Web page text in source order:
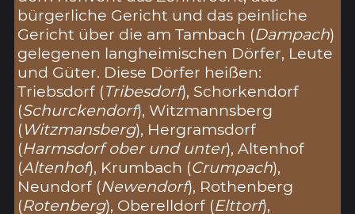
bürgerliche Gericht und das peinliche
Gericht über die am Tambach (Dampach)
gelegenen langheimischen Dörfer, Leute
und Güter. Diese Dörfer heißen:
Triebsdorf (Tribesdorf), Schorkendorf
(Schurckendorf), Witzmannsberg
(Witzmansberg), Hergramsdorf
(Harmsdorf ober und unter), Altenhof
(Altenhof), Krumbach (Crumpach),
Neundorf (Newendorf), Rothenberg
(Rotenberg), Oberelldorf (Elttorf),